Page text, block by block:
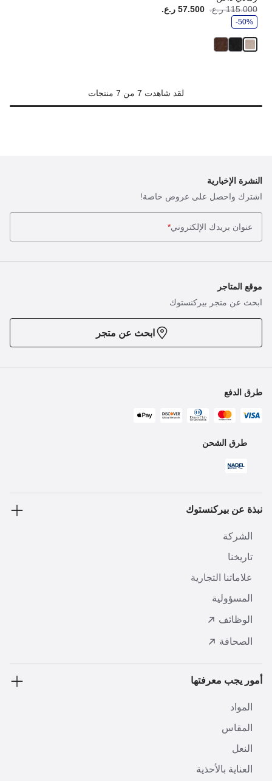
115.000 ر.ع. 57.500 ر.ع.
-50%
لقد شاهدت 7 من 7 منتجات
النشرة الإخبارية
اشترك واحصل على عروض خاصة!
عنوان بريدك الإلكتروني*
موقع المتاجر
ابحث عن متجر بيركنستوك
ابحث عن متجر
طرق الدفع
طرق الشحن
نبذة عن بيركنستوك
الشركة
تاريخنا
علاماتنا التجارية
المسؤولية
الوظائف
الصحافة
أمور يجب معرفتها
المواد
المقاس
النعل
العناية بالأحذية